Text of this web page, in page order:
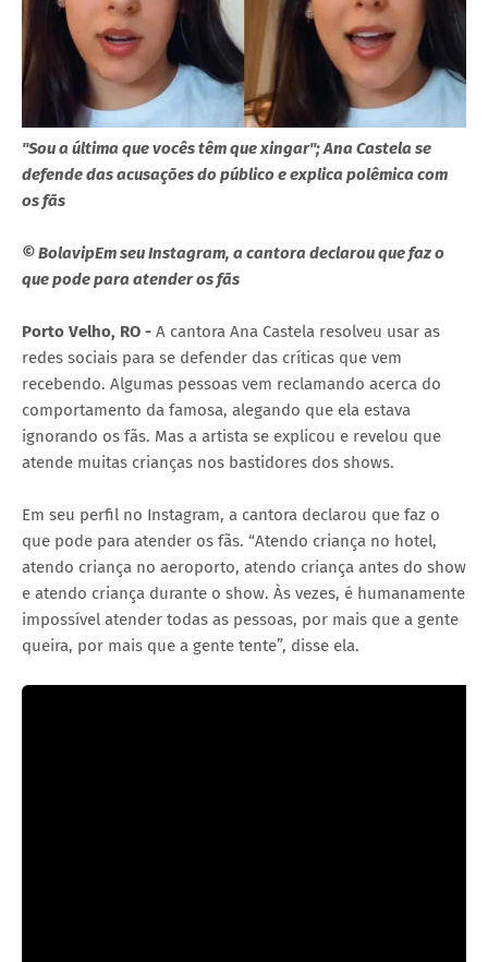
"Sou a última que vocês têm que xingar"; Ana Castela se
defende das acusações do público e explica polêmica com
os fãs
© BolavipEm seu Instagram, a cantora declarou que faz o
que pode para atender os fãs
Porto Velho, RO - A cantora Ana Castela resolveu usar as
redes sociais para se defender das críticas que vem
recebendo. Algumas pessoas vem reclamando acerca do
comportamento da famosa, alegando que ela estava
ignorando os fãs. Mas a artista se explicou e revelou que
atende muitas crianças nos bastidores dos shows.
Em seu perfil no Instagram, a cantora declarou que faz o
que pode para atender os fãs. “Atendo criança no hotel,
atendo criança no aeroporto, atendo criança antes do show
e atendo criança durante o show. Às vezes, é humanamente
impossível atender todas as pessoas, por mais que a gente
queira, por mais que a gente tente”, disse ela.